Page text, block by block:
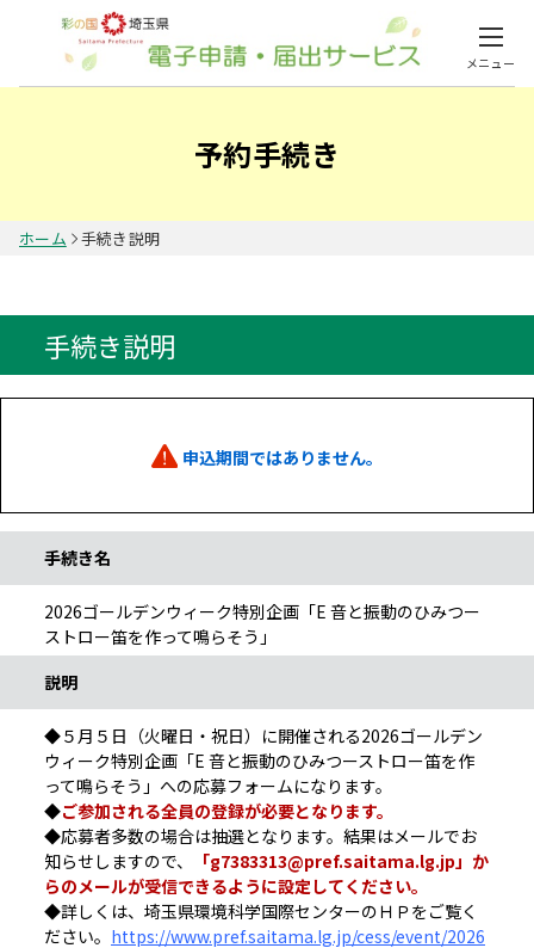
メニュー
予約手続き
ホーム 手続き説明
手続き説明
申込期間ではありません。
手続き名
2026ゴールデンウィーク特別企画「E 音と振動のひみつー
ストロー笛を作って鳴らそう」
説明
◆５月５日（火曜日・祝日）に開催される2026ゴールデン
ウィーク特別企画「E 音と振動のひみつーストロー笛を作
って鳴らそう」への応募フォームになります。
◆ご参加される全員の登録が必要となります。
◆応募者多数の場合は抽選となります。結果はメールでお
知らせしますので、
「g7383313@pref.saitama.lg.jp」か
らのメールが受信できるように設定してください。
◆詳しくは、埼玉県環境科学国際センターのＨＰをご覧く
ださい。 https://www.pref.saitama.lg.jp/cess/event/2026